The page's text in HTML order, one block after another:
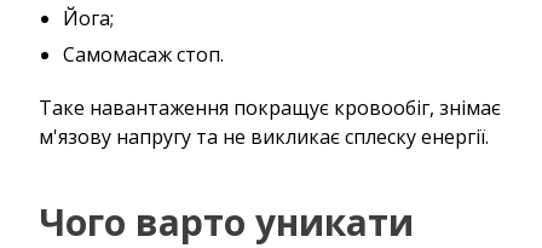
Йога;
Самомасаж стоп.
Таке навантаження покращує кровообіг, знімає
м'язову напругу та не викликає сплеску енергії.
Чого варто уникати